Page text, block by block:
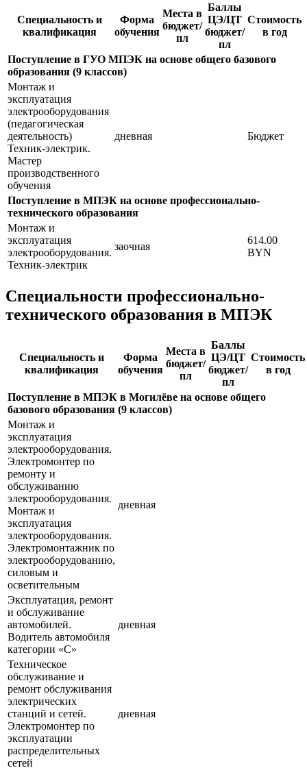
Специальность и
квалификация
Форма
обучения
Места в
бюджет/
пл
Баллы
ЦЭ/ЦТ
бюджет/
пл
Стоимость
в год
Поступление в ГУО МПЭК на основе общего базового
образования (9 классов)
Монтаж и
эксплуатация
электрооборудования
(педагогическая
деятельность)
Техник-электрик.
Мастер
производственного
обучения
дневная Бюджет
Поступление в МПЭК на основе профессионально-
технического образования
Монтаж и
эксплуатация
электрооборудования.
Техник-электрик
заочная
614.00
BYN
Специальности профессионально-
технического образования в МПЭК
Специальность и
квалификация
Форма
обучения
Места в
бюджет/
пл
Баллы
ЦЭ/ЦТ
бюджет/
пл
Стоимость
в год
Поступление в МПЭК в Могилёве на основе общего
базового образования (9 классов)
Монтаж и
эксплуатация
электрооборудования.
Электромонтер по
ремонту и
обслуживанию
электрооборудования.
Монтаж и
эксплуатация
электрооборудования.
Электромонтажник по
электрооборудованию,
силовым и
осветительным
дневная
Эксплуатация, ремонт
и обслуживание
автомобилей.
Водитель автомобиля
категории «С»
дневная
Техническое
обслуживание и
ремонт обслуживания
электрических
станций и сетей.
Электромонтер по
эксплуатации
распределительных
сетей
дневная